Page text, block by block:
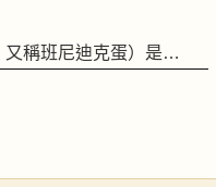
又稱班尼迪克蛋）是…